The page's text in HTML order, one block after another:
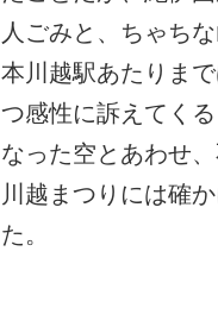
人ごみと、ちゃち
本川越駅あたりま
つ感性に訴えてく
なった空とあわせ
川越まつりには確
た。